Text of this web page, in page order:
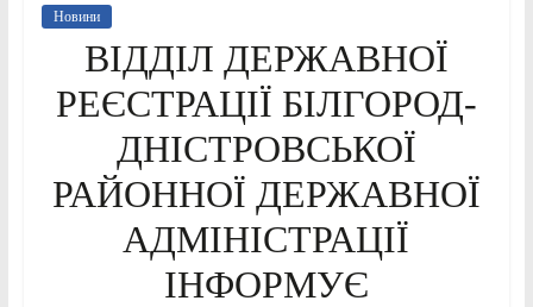
Новини
ВІДДІЛ ДЕРЖАВНОЇ
РЕЄСТРАЦІЇ БІЛГОРОД-
ДНІСТРОВСЬКОЇ
РАЙОННОЇ ДЕРЖАВНОЇ
АДМІНІСТРАЦІЇ
ІНФОРМУЄ